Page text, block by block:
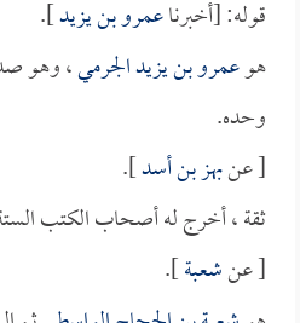
قوله: [أخبرناعمرو بن يزيد].
هوعمرو بن يزيد الجرمي، وهو
وحده.
[ عنبهز بن أسد].
ثقة ، أخرج له أصحاب الكتب
[ عنشعبة].